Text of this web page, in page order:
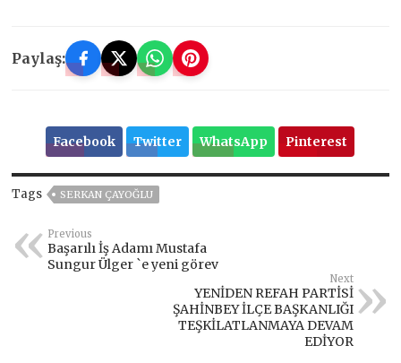
Paylaş:
Facebook Twitter WhatsApp Pinterest
Tags SERKAN ÇAYOĞLU
Previous
Başarılı İş Adamı Mustafa
Sungur Ülger `e yeni görev
Next
YENİDEN REFAH PARTİSİ
ŞAHİNBEY İLÇE BAŞKANLIĞI
TEŞKİLATLANMAYA DEVAM
EDİYOR